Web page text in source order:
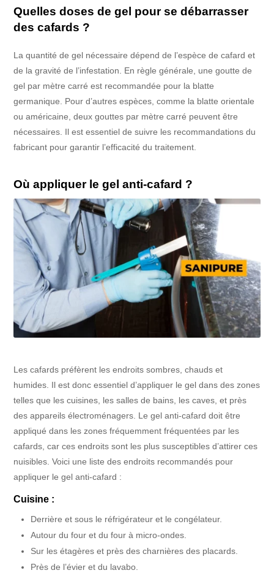
Quelles doses de gel pour se débarrasser
des cafards ?
La quantité de gel nécessaire dépend de l’espèce de cafard et
de la gravité de l’infestation. En règle générale, une goutte de
gel par mètre carré est recommandée pour la blatte
germanique. Pour d’autres espèces, comme la blatte orientale
ou américaine, deux gouttes par mètre carré peuvent être
nécessaires. Il est essentiel de suivre les recommandations du
fabricant pour garantir l’efficacité du traitement.
Où appliquer le gel anti-cafard ?
Les cafards préfèrent les endroits sombres, chauds et
humides. Il est donc essentiel d’appliquer le gel dans des zones
telles que les cuisines, les salles de bains, les caves, et près
des appareils électroménagers . Le gel anti-cafard doit être
appliqué dans les zones fréquemment fréquentées par les
cafards, car ces endroits sont les plus susceptibles d’attirer ces
nuisibles. Voici une liste des endroits recommandés pour
appliquer le gel anti-cafard :
Cuisine :
Derrière et sous le réfrigérateur et le congélateur.
Autour du four et du four à micro-ondes.
Sur les étagères et près des charnières des placards.
Près de l’évier et du lavabo.